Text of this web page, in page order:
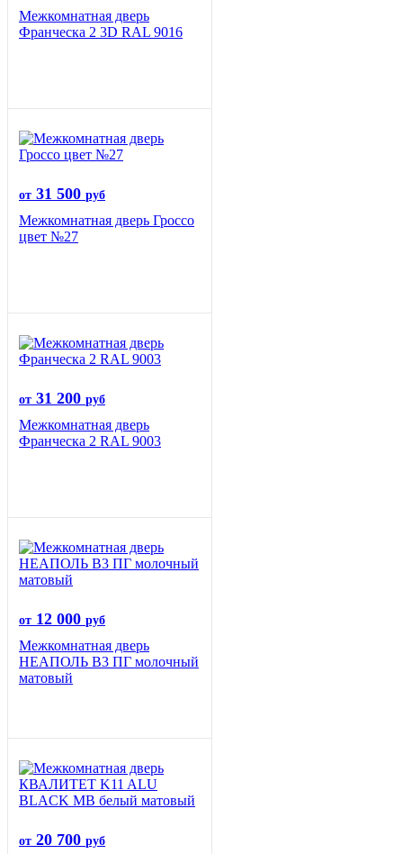
Межкомнатная дверь
Франческа 2 3D RAL 9016
от 31 500 руб
Межкомнатная дверь Гроссо
цвет №27
от 31 200 руб
Межкомнатная дверь
Франческа 2 RAL 9003
от 12 000 руб
Межкомнатная дверь
НЕАПОЛЬ В3 ПГ молочный
матовый
от 20 700 руб